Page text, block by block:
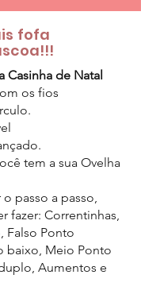
fofa
Casinha de Natal
os fios
tem a sua Ovelha
passo a passo,
fazer: Correntinhas,
Falso Ponto
baixo, Meio Ponto
Aumentos e